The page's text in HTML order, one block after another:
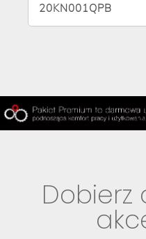
20KN001QPB
Dobierz